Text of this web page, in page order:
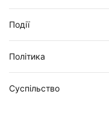
Події
Політика
Суспільство